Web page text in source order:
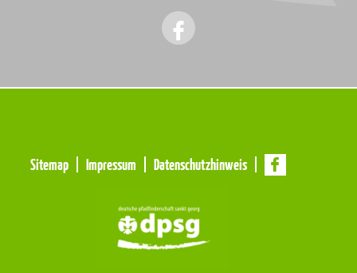
Navigation
Navigation
Sitemap Impressum Datenschutzhinweis